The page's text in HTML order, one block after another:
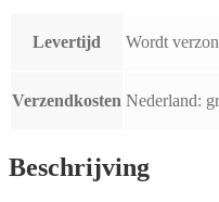
Levertijd Wordt
Verzendkosten Nederland:
Beschrijving